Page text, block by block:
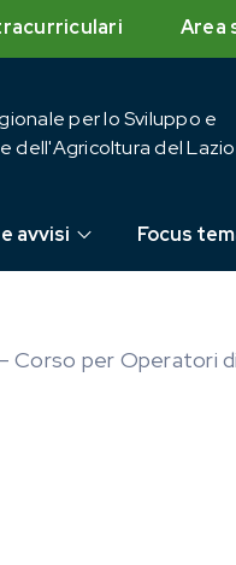
Area
per lo Sviluppo e
dell'Agricoltura del Lazio
avvisi Focus
Corso per Operatori